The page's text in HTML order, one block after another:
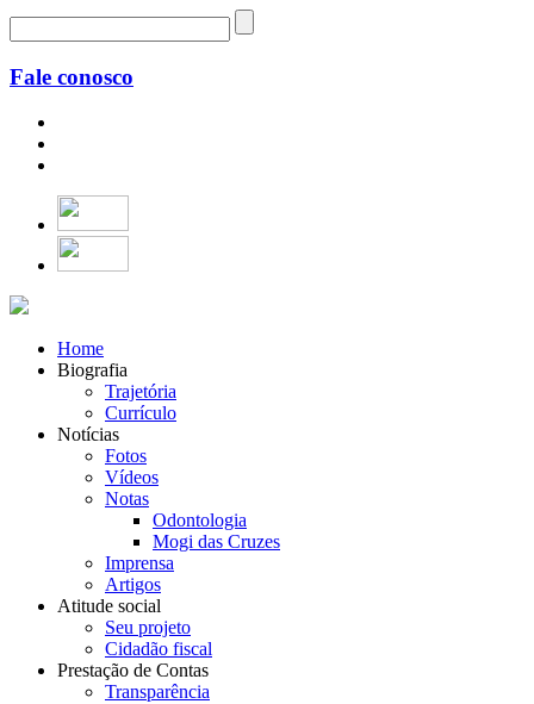
Fale conosco
Home
Biografia
Trajetória
Currículo
Notícias
Fotos
Vídeos
Notas
Odontologia
Mogi das Cruzes
Imprensa
Artigos
Atitude social
Seu projeto
Cidadão fiscal
Prestação de Contas
Transparência